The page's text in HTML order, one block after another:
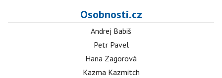
Osobnosti.cz
Andrej Babiš
Petr Pavel
Hana Zagorová
Kazma Kazmitch